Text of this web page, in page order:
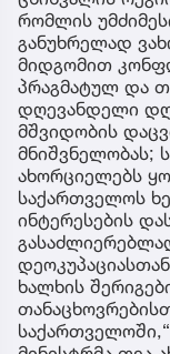
რომლის
განუხრელად
მიდგომით
პრაგმატულ და
დღევანდელი
მშვიდობის
მნიშვნელობას;
ახორციელებს
საქართველოს
ინტერესების
ხალხის